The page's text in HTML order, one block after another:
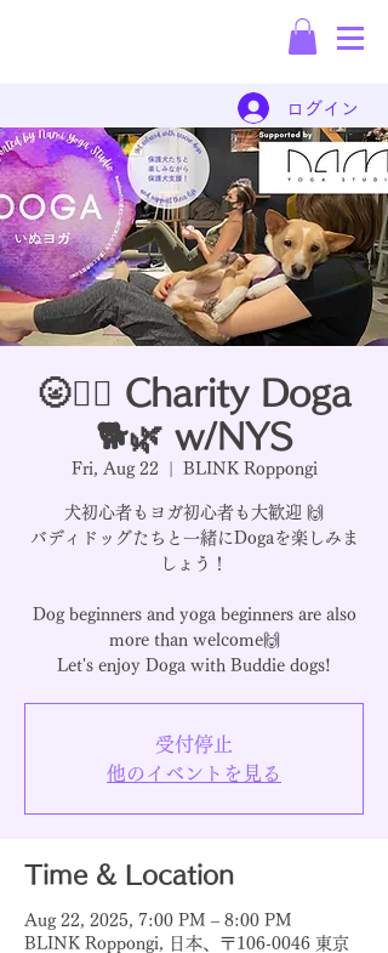
ログイン
🌝🧘‍♂️ Charity Doga
🐕🌿 w/NYS
Fri, Aug 22 BLINK Roppongi
犬初心者もヨガ初心者も大歓迎 🙌
バディドッグたちと一緒にDogaを楽しみま
しょう！
Dog beginners and yoga beginners are also
more than welcome🙌
受付停止
他のイベントを見る
Time & Location
Aug 22, 2025, 7:00 PM – 8:00 PM
BLINK Roppongi, 日本、〒106-0046 東京